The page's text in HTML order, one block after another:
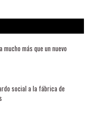
más que un nuevo
social a la fábrica de